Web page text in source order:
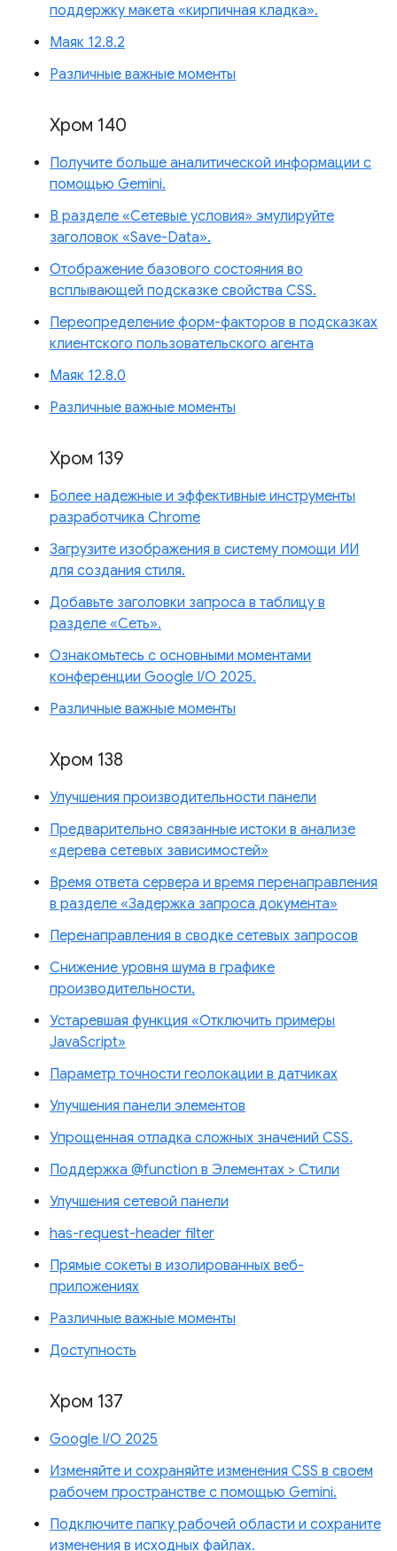
поддержку макета «кирпичная кладка».
Маяк 12.8.2
Различные важные моменты
Хром 140
Получите больше аналитической информации с
помощью Gemini.
В разделе «Сетевые условия» эмулируйте
заголовок «Save-Data».
Отображение базового состояния во
всплывающей подсказке свойства CSS.
Переопределение форм-факторов в подсказках
клиентского пользовательского агента
Маяк 12.8.0
Различные важные моменты
Хром 139
Более надежные и эффективные инструменты
разработчика Chrome
Загрузите изображения в систему помощи ИИ
для создания стиля.
Добавьте заголовки запроса в таблицу в
разделе «Сеть».
Ознакомьтесь с основными моментами
конференции Google I/O 2025.
Различные важные моменты
Хром 138
Улучшения производительности панели
Предварительно связанные истоки в анализе
«дерева сетевых зависимостей»
Время ответа сервера и время перенаправления
в разделе «Задержка запроса документа»
Перенаправления в сводке сетевых запросов
Снижение уровня шума в графике
производительности.
Устаревшая функция «Отключить примеры
JavaScript»
Параметр точности геолокации в датчиках
Улучшения панели элементов
Упрощенная отладка сложных значений CSS.
Поддержка @function в Элементах > Стили
Улучшения сетевой панели
has-request-header filter
Прямые сокеты в изолированных веб-
приложениях
Различные важные моменты
Доступность
Хром 137
Google I/O 2025
Изменяйте и сохраняйте изменения CSS в своем
рабочем пространстве с помощью Gemini.
Подключите папку рабочей области и сохраните
изменения в исходных файлах.